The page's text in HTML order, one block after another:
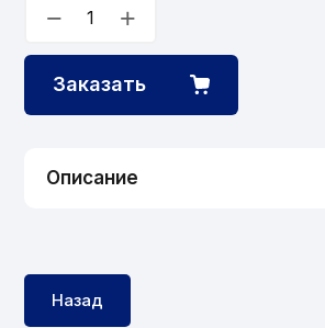
− +
Заказать
Описание
Назад